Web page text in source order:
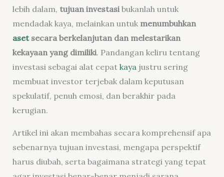
lebih dalam, tujuan investasibukanlah untuk
mendadak kaya, melainkan untuk menumbuhkan
asetsecara berkelanjutan dan melestarikan
kekayaan yang dimiliki. Pandangan keliru tentang
investasi sebagai alat cepat kaya justru sering
membuat investor terjebak dalam keputusan
spekulatif, penuh emosi, dan berakhir pada
kerugian.
Artikel ini akan membahas secara komprehensif apa
sebenarnya tujuan investasi, mengapa perspektif
harus diubah, serta bagaimana strategi yang tepat